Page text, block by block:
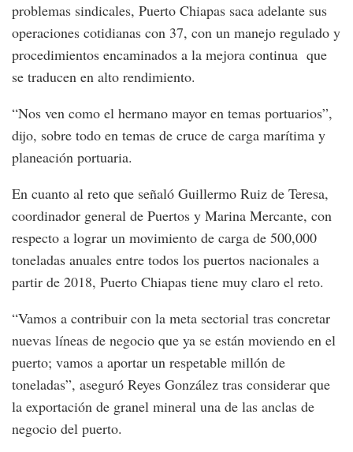
problemas sindicales, Puerto Chiapas saca adelante sus
operaciones cotidianas con 37, con un manejo regulado y
procedimientos encaminados a la mejora continua que
se traducen en alto rendimiento.
“Nos ven como el hermano mayor en temas portuarios”,
dijo, sobre todo en temas de cruce de carga marítima y
planeación portuaria.
En cuanto al reto que señaló Guillermo Ruiz de Teresa,
coordinador general de Puertos y Marina Mercante, con
respecto a lograr un movimiento de carga de 500,000
toneladas anuales entre todos los puertos nacionales a
partir de 2018, Puerto Chiapas tiene muy claro el reto.
“Vamos a contribuir con la meta sectorial tras concretar
nuevas líneas de negocio que ya se están moviendo en el
puerto; vamos a aportar un respetable millón de
toneladas”, aseguró Reyes González tras considerar que
la exportación de granel mineral una de las anclas de
negocio del puerto.